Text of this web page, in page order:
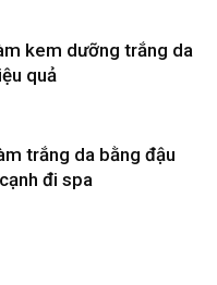
kem dưỡng trắng da
quả
trắng da bằng đậu
đi spa